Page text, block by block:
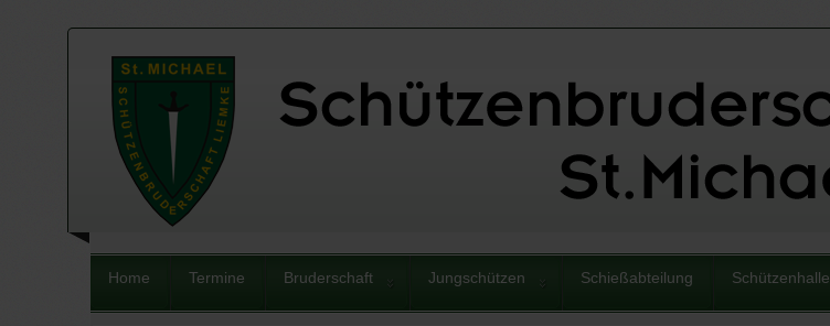
Home Termine Bruderschaft Jungschützen Schießabteilung Schützenhalle